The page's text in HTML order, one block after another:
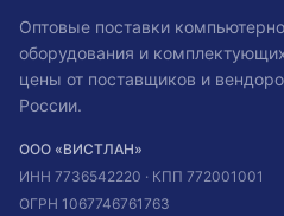
Оптовые поставки
оборудования и
цены от поставщиков и
России.
ООО «ВИСТЛАН»
ИНН 7736542220 · КПП 772001001
ОГРН 1067746761763